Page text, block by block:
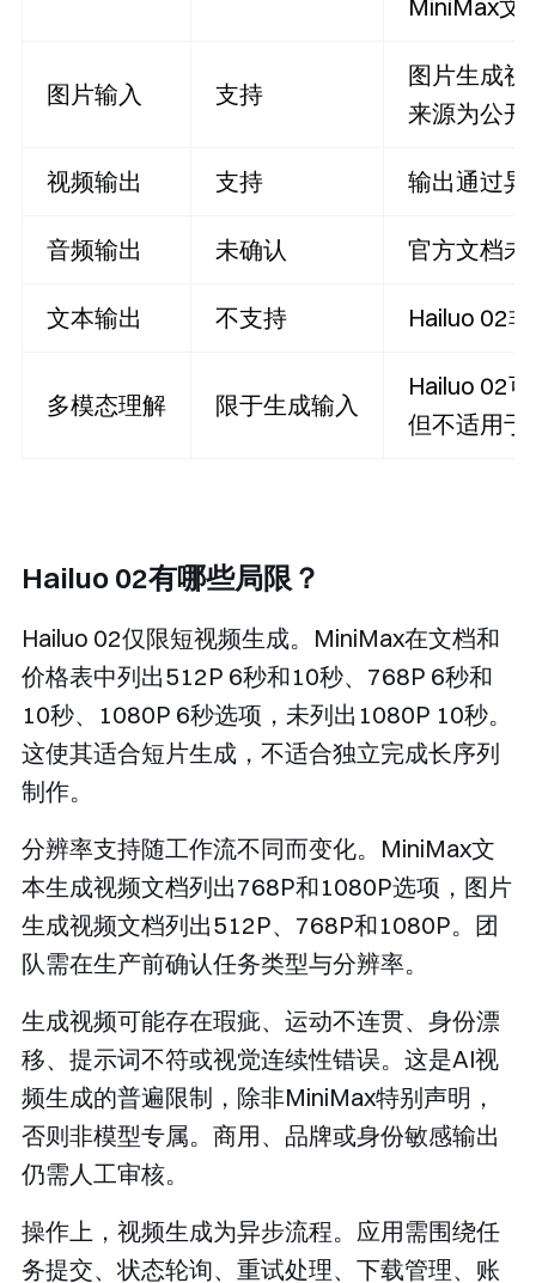
MiniMax文
图片输入 支持
图片生成
来源为公开
视频输出 支持 输出通过异
音频输出 未确认 官方文档未
文本输出 不支持 Hailuo 02
多模态理解 限于生成输入
Hailuo 02
但不适用于
Hailuo 02有哪些局限？
Hailuo 02仅限短视频生成。MiniMax在文档和
价格表中列出512P 6秒和10秒、768P 6秒和
10秒、1080P 6秒选项，未列出1080P 10秒。
这使其适合短片生成，不适合独立完成长序列
制作。
分辨率支持随工作流不同而变化。MiniMax文
本生成视频文档列出768P和1080P选项，图片
生成视频文档列出512P、768P和1080P。团
队需在生产前确认任务类型与分辨率。
生成视频可能存在瑕疵、运动不连贯、身份漂
移、提示词不符或视觉连续性错误。这是AI视
频生成的普遍限制，除非MiniMax特别声明，
否则非模型专属。商用、品牌或身份敏感输出
仍需人工审核。
操作上，视频生成为异步流程。应用需围绕任
务提交、状态轮询、重试处理、下载管理、账